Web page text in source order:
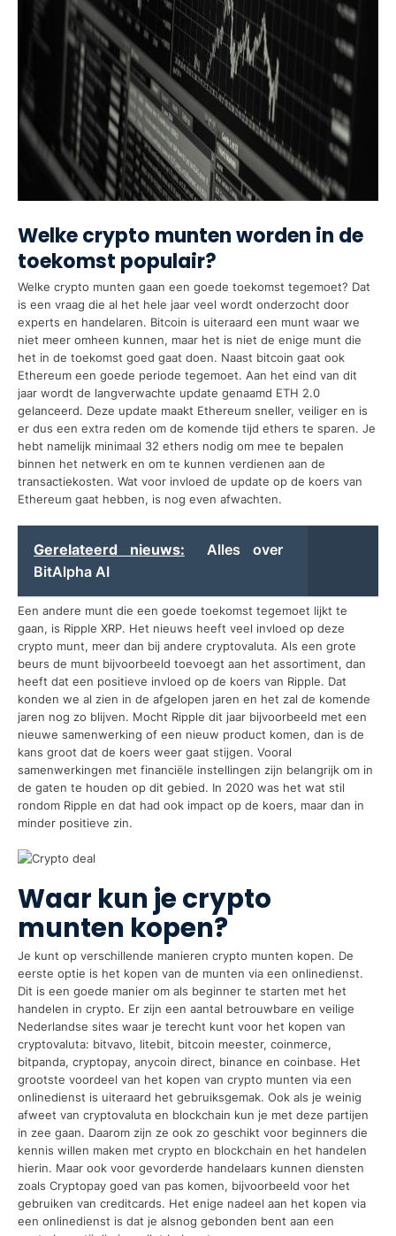
Welke crypto munten worden in de
toekomst populair?
Welke crypto munten gaan een goede toekomst tegemoet? Dat
is een vraag die al het hele jaar veel wordt onderzocht door
experts en handelaren. Bitcoin is uiteraard een munt waar we
niet meer omheen kunnen, maar het is niet de enige munt die
het in de toekomst goed gaat doen. Naast bitcoin gaat ook
Ethereum een goede periode tegemoet. Aan het eind van dit
jaar wordt de langverwachte update genaamd ETH 2.0
gelanceerd. Deze update maakt Ethereum sneller, veiliger en is
er dus een extra reden om de komende tijd ethers te sparen. Je
hebt namelijk minimaal 32 ethers nodig om mee te bepalen
binnen het netwerk en om te kunnen verdienen aan de
transactiekosten. Wat voor invloed de update op de koers van
Ethereum gaat hebben, is nog even afwachten.
Gerelateerd nieuws:
Alles over
BitAlpha AI
Een andere munt die een goede toekomst tegemoet lijkt te
gaan, is Ripple XRP. Het nieuws heeft veel invloed op deze
crypto munt, meer dan bij andere cryptovaluta. Als een grote
beurs de munt bijvoorbeeld toevoegt aan het assortiment, dan
heeft dat een positieve invloed op de koers van Ripple. Dat
konden we al zien in de afgelopen jaren en het zal de komende
jaren nog zo blijven. Mocht Ripple dit jaar bijvoorbeeld met een
nieuwe samenwerking of een nieuw product komen, dan is de
kans groot dat de koers weer gaat stijgen. Vooral
samenwerkingen met financiële instellingen zijn belangrijk om in
de gaten te houden op dit gebied. In 2020 was het wat stil
rondom Ripple en dat had ook impact op de koers, maar dan in
minder positieve zin.
Waar kun je crypto
munten kopen?
Je kunt op verschillende manieren crypto munten kopen. De
eerste optie is het kopen van de munten via een onlinedienst.
Dit is een goede manier om als beginner te starten met het
handelen in crypto. Er zijn een aantal betrouwbare en veilige
Nederlandse sites waar je terecht kunt voor het kopen van
cryptovaluta: bitvavo, litebit, bitcoin meester, coinmerce,
bitpanda, cryptopay, anycoin direct, binance en coinbase. Het
grootste voordeel van het kopen van crypto munten via een
onlinedienst is uiteraard het gebruiksgemak. Ook als je weinig
afweet van cryptovaluta en blockchain kun je met deze partijen
in zee gaan. Daarom zijn ze ook zo geschikt voor beginners die
kennis willen maken met crypto en blockchain en het handelen
hierin. Maar ook voor gevorderde handelaars kunnen diensten
zoals Cryptopay goed van pas komen, bijvoorbeeld voor het
gebruiken van creditcards. Het enige nadeel aan het kopen via
een onlinedienst is dat je alsnog gebonden bent aan een